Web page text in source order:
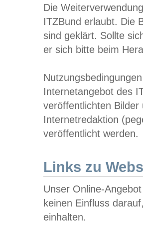
Die
ITZBund erlaubt. Die
sind geklärt. Sollte
er sich bitte beim
Internetangebot des
veröffentlichten
Internetredaktion
veröffentlicht werden.
Links zu
Unser Online-
keinen Einfluss
einhalten.